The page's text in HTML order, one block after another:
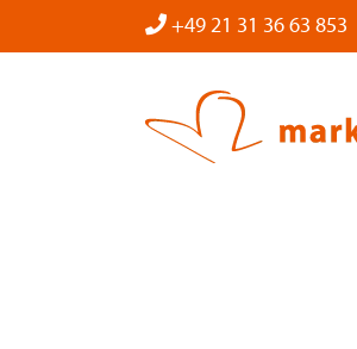
+49 21 31 36 63 853